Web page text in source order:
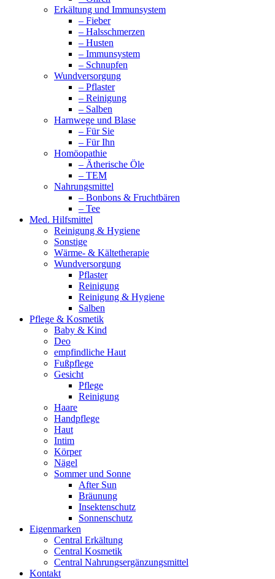
Erkältung und Immunsystem
– Fieber
– Halsschmerzen
– Husten
– Immunsystem
– Schnupfen
Wundversorgung
– Pflaster
– Reinigung
– Salben
Harnwege und Blase
– Für Sie
– Für Ihn
Homöopathie
– Ätherische Öle
– TEM
Nahrungsmittel
– Bonbons & Fruchtbären
– Tee
Med. Hilfsmittel
Reinigung & Hygiene
Sonstige
Wärme- & Kältetherapie
Wundversorgung
Pflaster
Reinigung
Reinigung & Hygiene
Salben
Pflege & Kosmetik
Baby & Kind
Deo
empfindliche Haut
Fußpflege
Gesicht
Pflege
Reinigung
Haare
Handpflege
Haut
Intim
Körper
Nägel
Sommer und Sonne
After Sun
Bräunung
Insektenschutz
Sonnenschutz
Eigenmarken
Central Erkältung
Central Kosmetik
Central Nahrungsergänzungsmittel
Kontakt